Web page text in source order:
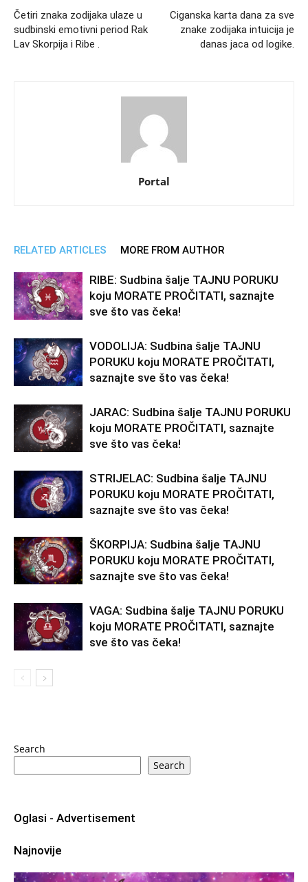
Četiri znaka zodijaka ulaze u
sudbinski emotivni period Rak
Lav Skorpija i Ribe .
Ciganska karta dana za sve
znake zodijaka intuicija je
danas jaca od logike.
Portal
RELATED ARTICLES MORE FROM AUTHOR
RIBE: Sudbina šalje TAJNU PORUKU
koju MORATE PROČITATI, saznajte
sve što vas čeka!
VODOLIJA: Sudbina šalje TAJNU
PORUKU koju MORATE PROČITATI,
saznajte sve što vas čeka!
JARAC: Sudbina šalje TAJNU PORUKU
koju MORATE PROČITATI, saznajte
sve što vas čeka!
STRIJELAC: Sudbina šalje TAJNU
PORUKU koju MORATE PROČITATI,
saznajte sve što vas čeka!
ŠKORPIJA: Sudbina šalje TAJNU
PORUKU koju MORATE PROČITATI,
saznajte sve što vas čeka!
VAGA: Sudbina šalje TAJNU PORUKU
koju MORATE PROČITATI, saznajte
sve što vas čeka!
Search
Search
Oglasi - Advertisement
Najnovije